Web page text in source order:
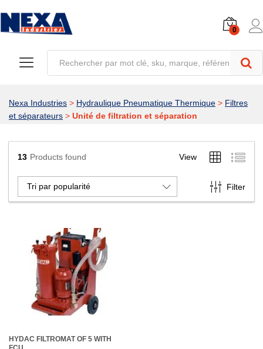
0
Nexa Industries > Hydraulique Pneumatique Thermique > Filtres
et séparateurs > Unité de filtration et séparation
13 Products found View
Filter
Tri par popularité
HYDAC FILTROMAT OF 5 WITH